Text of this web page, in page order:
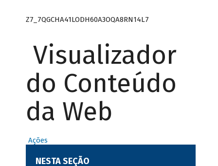
Z7_7QGCHA41LODH60A3OQA8RN14L7
Visualizador
do Conteúdo
da Web
Ações
NESTA SEÇÃO